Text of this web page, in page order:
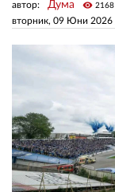
вторник, 09 Юни 2026
автор: Дума visibility 2168